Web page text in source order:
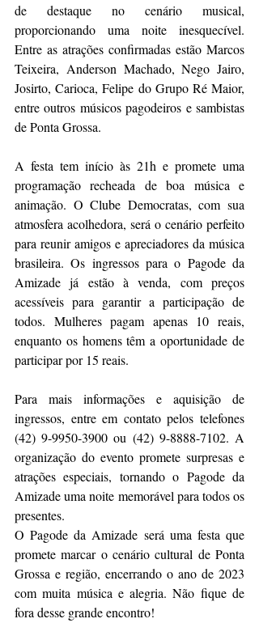
de destaque no cenário musical,
proporcionando uma noite inesquecível.
Entre as atrações confirmadas estão Marcos
Teixeira, Anderson Machado, Nego Jairo,
Josirto, Carioca, Felipe do Grupo Ré Maior,
entre outros músicos pagodeiros e sambistas
de Ponta Grossa.
A festa tem início às 21h e promete uma
programação recheada de boa música e
animação. O Clube Democratas, com sua
atmosfera acolhedora, será o cenário perfeito
para reunir amigos e apreciadores da música
brasileira. Os ingressos para o Pagode da
Amizade já estão à venda, com preços
acessíveis para garantir a participação de
todos. Mulheres pagam apenas 10 reais,
enquanto os homens têm a oportunidade de
participar por 15 reais.
Para mais informações e aquisição de
ingressos, entre em contato pelos telefones
(42) 9-9950-3900 ou (42) 9-8888-7102. A
organização do evento promete surpresas e
atrações especiais, tornando o Pagode da
Amizade uma noite memorável para todos os
presentes.
O Pagode da Amizade será uma festa que
promete marcar o cenário cultural de Ponta
Grossa e região, encerrando o ano de 2023
com muita música e alegria. Não fique de
fora desse grande encontro!